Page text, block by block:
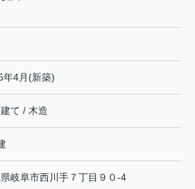
年4月(新築)
て / 木造
岐阜市西川手 ７丁目９０-4